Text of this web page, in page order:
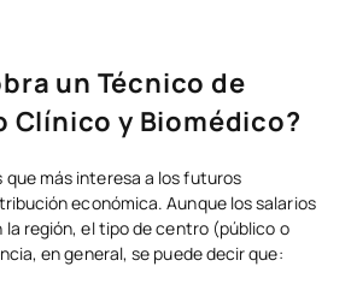
un Técnico de
Clínico y Biomédico?
que más interesa a los futuros
económica. Aunque los salarios
la región, el tipo de centro (público o
en general, se puede decir que: